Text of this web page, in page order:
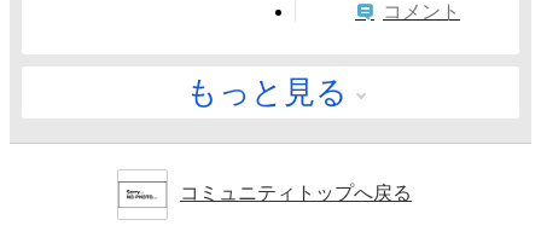
コメント
もっと見る
コミュニティトップへ戻る